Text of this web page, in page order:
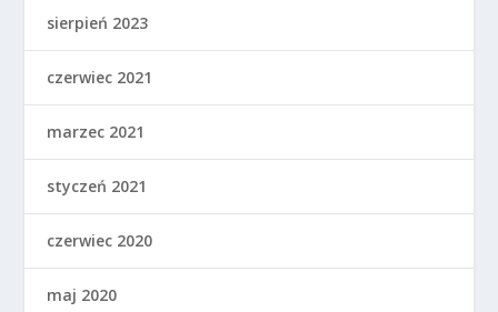
sierpień 2023
czerwiec 2021
marzec 2021
styczeń 2021
czerwiec 2020
maj 2020